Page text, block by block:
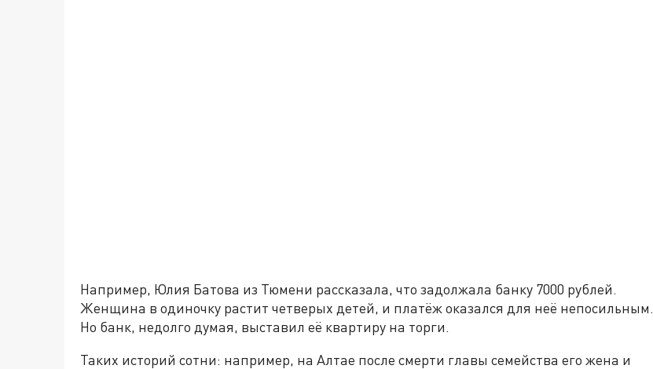
Например, Юлия Батова из Тюмени рассказала, что задолжала банку 7000 рублей.
Женщина в одиночку растит четверых детей, и платёж оказался для неё непосильным.
Но банк, недолго думая, выставил её квартиру на торги.
Таких историй сотни: например, на Алтае после смерти главы семейства его жена и